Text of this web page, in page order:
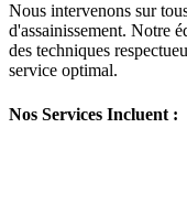
Nous intervenons sur
d'assainissement. Notre
des techniques
service optimal.
Nos Services Incluent :